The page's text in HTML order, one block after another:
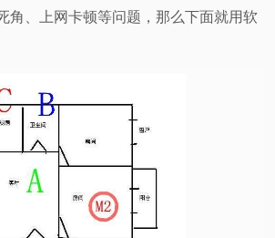
角、上网卡顿等问题，那么下面就用软